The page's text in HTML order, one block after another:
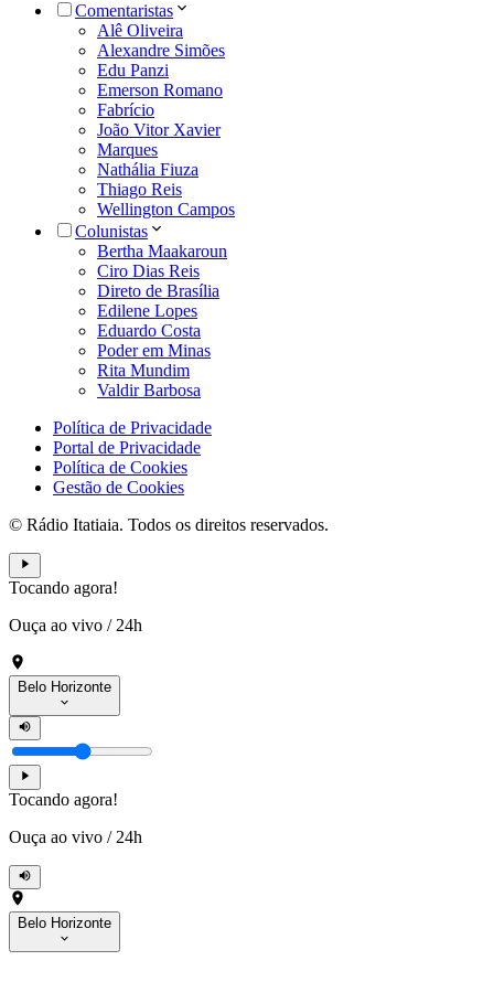
Comentaristas
Alê Oliveira
Alexandre Simões
Edu Panzi
Emerson Romano
Fabrício
João Vitor Xavier
Marques
Nathália Fiuza
Thiago Reis
Wellington Campos
Colunistas
Bertha Maakaroun
Ciro Dias Reis
Direto de Brasília
Edilene Lopes
Eduardo Costa
Poder em Minas
Rita Mundim
Valdir Barbosa
Política de Privacidade
Portal de Privacidade
Política de Cookies
Gestão de Cookies
© Rádio Itatiaia. Todos os direitos reservados.
Tocando agora!
Ouça ao vivo / 24h
Belo Horizonte
Tocando agora!
Ouça ao vivo / 24h
Belo Horizonte